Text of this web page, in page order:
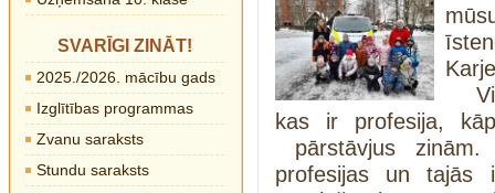
SVARĪGI ZINĀT!
2025./2026. mācību gads
Izglītības programmas
Zvanu saraksts
Stundu saraksts
kas ir profesija,
pārstāvjus
profesijas un tajās